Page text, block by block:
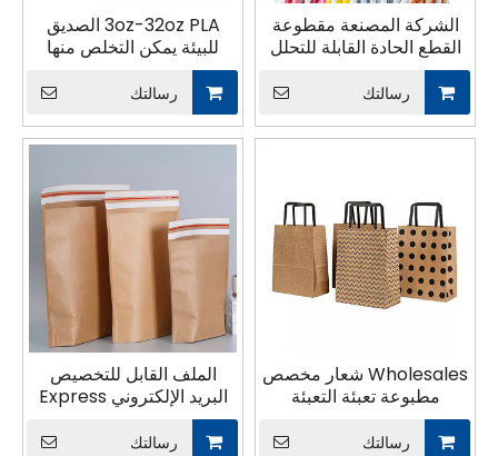
3oz-32oz PLA الصديق
للبيئة يمكن التخلص منها
مزدوج تموج جدار بارد شرب
الساخن كوب القهوة مع
رسالتك
الشركة المصنعة مقطوعة
القطع الحادة القابلة للتحلل
قش قش ورقة الشاي
رسالتك
الملف القابل للتخصيص
البريد الإلكتروني Express
رسالتك
Wholesales شعار مخصص
مطبوعة تعبئة التعبئة
مع مقابض مسطحة
رسالتك